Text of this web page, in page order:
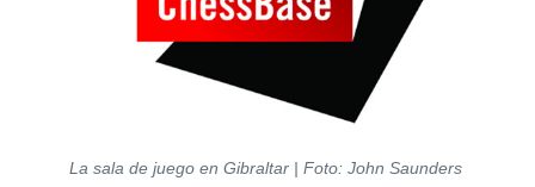
La sala de juego en Gibraltar | Foto: John Saunders